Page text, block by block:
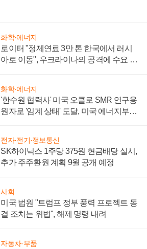
화학·에너지
로이터 "정제연료 3만 톤 한국에서 러시
아로 이동", 우크라이나의 공격에 수요 늘
화학·에너지
'한수원 협력사' 미국 오클로 SMR 연구용
원자로 '임계 상태' 도달, 미국 에너지부
전자·전기·정보통신
SK하이닉스 1주당 375원 현금배당 실시,
추가 주주환원 계획 9월 공개 예정
사회
미국 법원 "트럼프 정부 풍력 프로젝트 동
결 조치는 위법", 해제 명령 내려
자동차·부품